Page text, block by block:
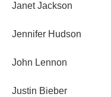
Janet Jackson
Jennifer Hudson
John Lennon
Justin Bieber